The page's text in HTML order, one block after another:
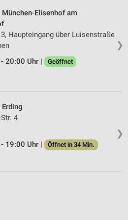
❯
München-Elisenhof am
Haupteingang über Luisenstraße
20:00 Uhr |
Geöffnet
❯
Erding
4
19:00 Uhr |
Öffnet in 34 Min.